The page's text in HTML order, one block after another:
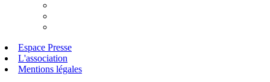
Espace Presse
L'association
Mentions légales